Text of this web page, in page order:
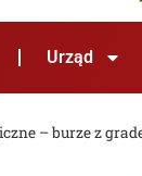
Urząd
– burze z